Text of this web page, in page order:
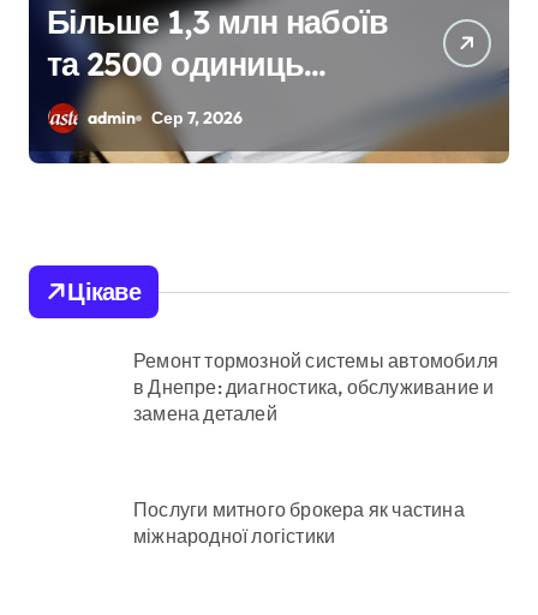
Київ: судовий процес
над організаторами
мережі із 39
нелегальних казино
admin Сер 7, 2026
Цікаве
Ремонт тормозной системы автомобиля
в Днепре: диагностика, обслуживание и
замена деталей
Послуги митного брокера як частина
міжнародної логістики